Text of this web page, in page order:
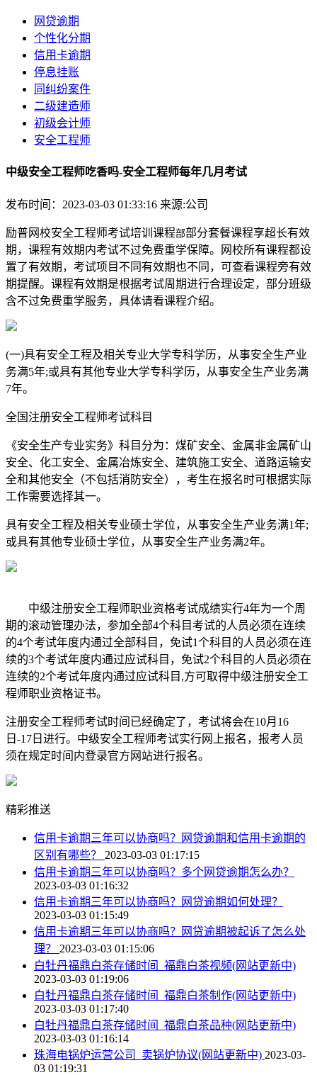
网贷逾期
个性化分期
信用卡逾期
停息挂账
同纠纷案件
二级建造师
初级会计师
安全工程师
中级安全工程师吃香吗-安全工程师每年几月考试
发布时间：2023-03-03 01:33:16 来源:公司
励普网校安全工程师考试培训课程部部分套餐课程享超长有效
期，课程有效期内考试不过免费重学保障。网校所有课程都设
置了有效期，考试项目不同有效期也不同，可查看课程旁有效
期提醒。课程有效期是根据考试周期进行合理设定，部分班级
含不过免费重学服务，具体请看课程介绍。
(一)具有安全工程及相关专业大学专科学历，从事安全生产业
务满5年;或具有其他专业大学专科学历，从事安全生产业务满
7年。
全国注册安全工程师考试科目
《安全生产专业实务》科目分为：煤矿安全、金属非金属矿山
安全、化工安全、金属冶炼安全、建筑施工安全、道路运输安
全和其他安全（不包括消防安全），考生在报名时可根据实际
工作需要选择其一。
具有安全工程及相关专业硕士学位，从事安全生产业务满1年;
或具有其他专业硕士学位，从事安全生产业务满2年。
中级注册安全工程师职业资格考试成绩实行4年为一个周
期的滚动管理办法，参加全部4个科目考试的人员必须在连续
的4个考试年度内通过全部科目，免试1个科目的人员必须在连
续的3个考试年度内通过应试科目，免试2个科目的人员必须在
连续的2个考试年度内通过应试科目,方可取得中级注册安全工
程师职业资格证书。
注册安全工程师考试时间已经确定了，考试将会在10月16
日-17日进行。中级安全工程师考试实行网上报名，报考人员
须在规定时间内登录官方网站进行报名。
精彩推送
信用卡逾期三年可以协商吗？网贷逾期和信用卡逾期的
区别有哪些？ 2023-03-03 01:17:15
信用卡逾期三年可以协商吗？多个网贷逾期怎么办？
2023-03-03 01:16:32
信用卡逾期三年可以协商吗？网贷逾期如何处理？
2023-03-03 01:15:49
信用卡逾期三年可以协商吗？网贷逾期被起诉了怎么处
理？ 2023-03-03 01:15:06
白牡丹福鼎白茶存储时间_福鼎白茶视频(网站更新中)
2023-03-03 01:19:06
白牡丹福鼎白茶存储时间_福鼎白茶制作(网站更新中)
2023-03-03 01:17:40
白牡丹福鼎白茶存储时间_福鼎白茶品种(网站更新中)
2023-03-03 01:16:14
珠海电锅炉运营公司_卖锅炉协议(网站更新中) 2023-03-
03 01:19:31